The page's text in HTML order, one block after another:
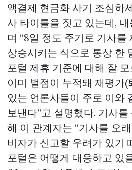
액결제 현금화 사기 조심하
사 타이틀을 짓고 있는데,
며 “8일 정도 주기로 기사를
상승시키는 식으로 통상 한
포털 제휴 기준에 대해 잘
이미 벌점이 누적돼 재평가(
있는 언론사들이 주로 이와
보낸다”고 설명했다. 기사
해 이 관계자는 “기사를 오
비자가 신고할 우려가 있기
포털은 어떻게 대응하고 있